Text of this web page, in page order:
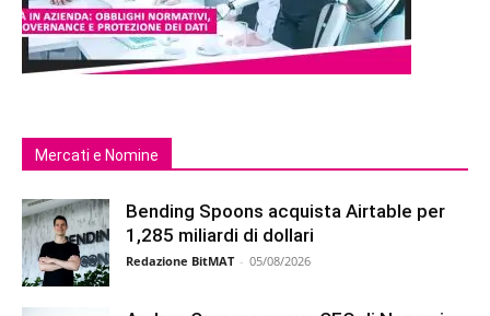
Mercati e Nomine
Bending Spoons acquista Airtable per
1,285 miliardi di dollari
Redazione BitMAT - 05/08/2026